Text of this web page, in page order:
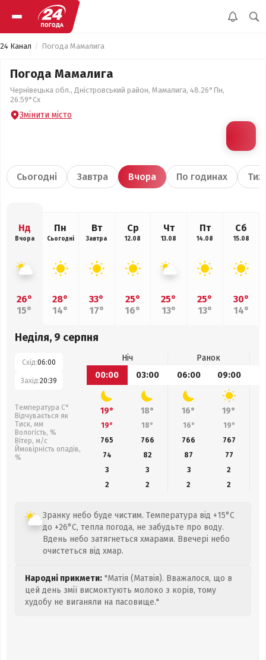
24 Канал Погода Мамалига
Погода Мамалига
Чернівецька обл., Дністровський район, Мамалига, 48.26°Пн,
26.59°Сх
Змінити місто
Сьогодні Завтра Вчора По годинах
Нд
Вчора
26°
15°
Пн
Сьогодні
28°
14°
Вт
Завтра
33°
17°
Ср
12.08
25°
16°
Чт
13.08
25°
13°
Пт
14.08
25°
13°
Сб
15.08
30°
14°
Неділя, 9 серпня
Схід:06:00
Захід:20:39
Температура С°
Відчувається як
Тиск, мм
Вологість, %
Вітер, м/с
Ймовірність опадів,
%
Ніч
Ранок
00:00
03:00 06:00 09:00
19° 18° 16° 19°
19° 18° 16° 19°
765
766 766 767
74
82 87 77
3
3 3
2
2
2 2 2
Зранку небо буде чистим. Температура від +15°C
до +26°C, тепла погода, не забудьте про воду.
Вдень небо затягнеться хмарами. Ввечері небо
очистеться від хмар.
Народні прикмети: "Матія (Матвія). Вважалося, що в
цей день змії висмоктують молоко з корів, тому
худобу не виганяли на пасовище."